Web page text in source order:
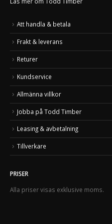
Att handla & betala
Frakt & leverans
Returer
Kundservice
Allmänna villkor
Jobba på Todd Timber
Leasing & avbetalning
Tillverkare
PRISER
Alla priser visas exklusive moms.